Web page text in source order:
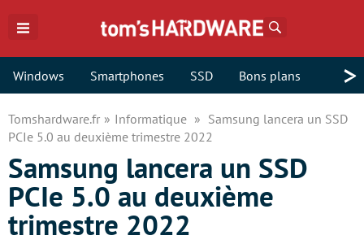
Windows Smartphones SSD Bons plans >
Tomshardware.fr Informatique
Samsung lancera un SSD
PCIe 5.0 au deuxième trimestre 2022
Samsung lancera un SSD
PCIe 5.0 au deuxième
trimestre 2022